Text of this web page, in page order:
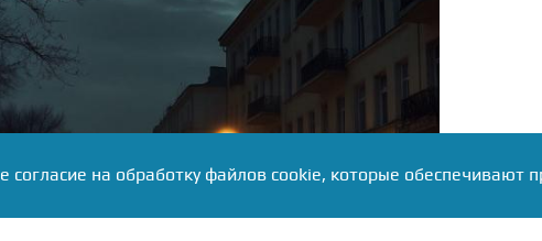
на обработку файлов cookie, которые обеспечивают